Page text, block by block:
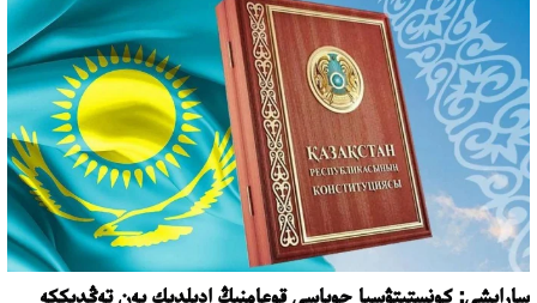
ساراپشى: كونستيتۋسيا جوباسى قوعامنىڭ ادىلدىك پەن تەڭدىككە